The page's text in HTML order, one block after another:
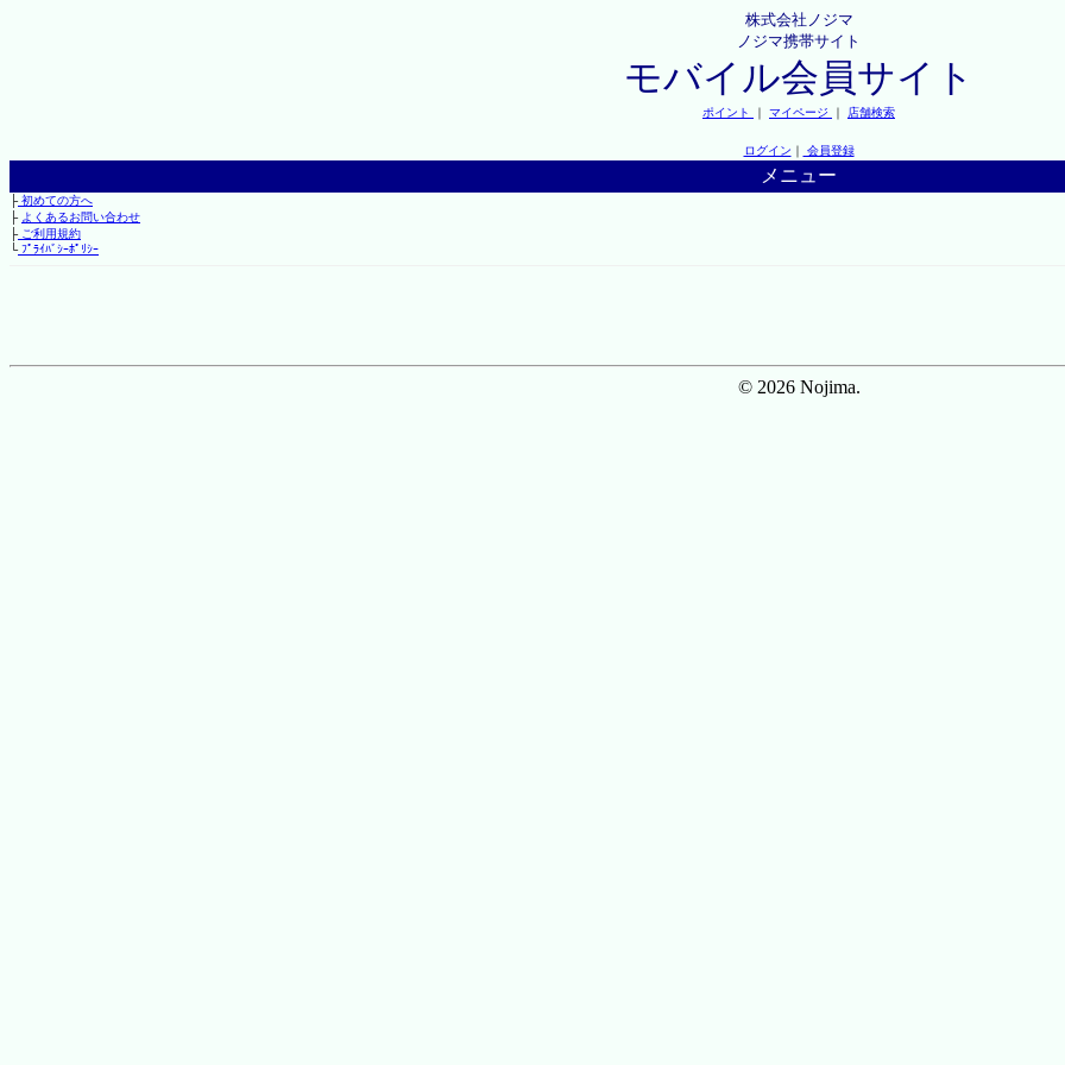
株式会社ノジマ
ノジマ携帯サイト
モバイル会員サイト
ポイント ｜ マイページ ｜ 店舗検索
ログイン ｜ 会員登録
メニュー
├初めての方へ
├ よくあるお問い合わせ
├ご利用規約
└ﾌﾟﾗｲﾊﾞｼｰﾎﾟﾘｼｰ
© 2026 Nojima.